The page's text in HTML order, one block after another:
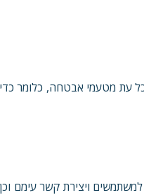
הזכות לבקש הוכחת גיל בכל עת מטעמי אבטחה, כלומר כדי
ויצירת קשר עימם וכן